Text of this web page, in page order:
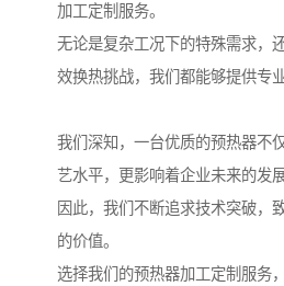
加工定制服务。
无论是复杂工况下的特殊需求，
效换热挑战，我们都能够提供专
我们深知，一台优质的预热器不
艺水平，更影响着企业未来的发展
因此，我们不断追求技术突破，
的价值。
选择我们的预热器加工定制服务